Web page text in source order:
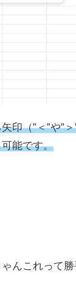
印（”＜”や”
能です。
んこれって